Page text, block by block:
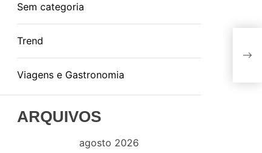
Sem categoria
Trend
Viagens e Gastronomia
ARQUIVOS
agosto 2026